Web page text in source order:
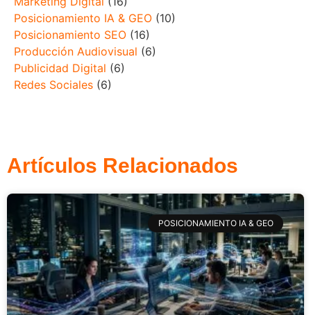
Posicionamiento IA & GEO (10)
Posicionamiento SEO (16)
Producción Audiovisual (6)
Publicidad Digital (6)
Redes Sociales (6)
Artículos Relacionados
POSICIONAMIENTO IA & GEO